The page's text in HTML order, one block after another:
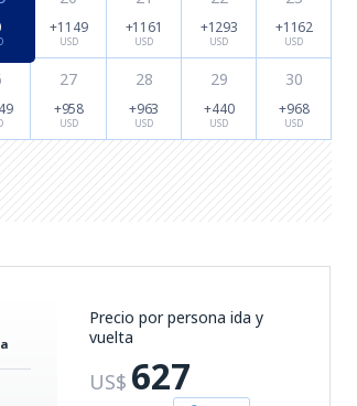
+1149
USD
+1161
USD
+1293
USD
+1162
USD
27
+958
USD
28
+963
USD
29
+440
USD
30
+968
USD
Precio por persona ida y
vuelta
US$ 627